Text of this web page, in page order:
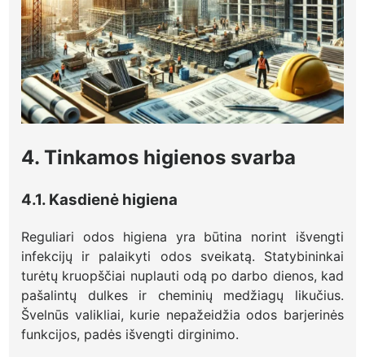
4. Tinkamos higienos svarba
4.1. Kasdienė higiena
Reguliari odos higiena yra būtina norint išvengti
infekcijų ir palaikyti odos sveikatą. Statybininkai
turėtų kruopščiai nuplauti odą po darbo dienos, kad
pašalintų dulkes ir cheminių medžiagų likučius.
Švelnūs valikliai, kurie nepažeidžia odos barjerinės
funkcijos, padės išvengti dirginimo.